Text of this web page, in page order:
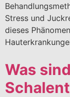
Stress und
dieses
Was